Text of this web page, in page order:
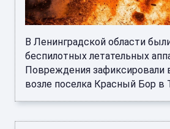
В Ленинградской области
беспилотных летательных
Повреждения зафиксировали
возле поселка Красный Бор в